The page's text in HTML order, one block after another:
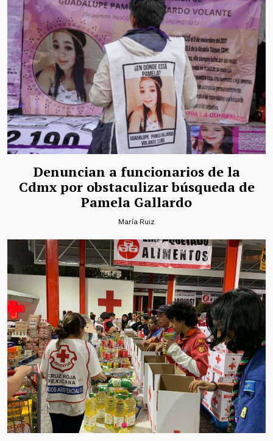
Denuncian a funcionarios de la
Cdmx por obstaculizar búsqueda de
Pamela Gallardo
María Ruiz